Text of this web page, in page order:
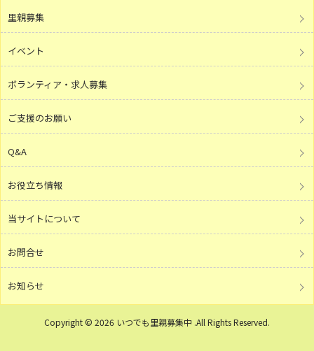
里親募集
イベント
ボランティア・求人募集
ご支援のお願い
Q&A
お役立ち情報
当サイトについて
お問合せ
お知らせ
Copyright © 2026 いつでも里親募集中 .All Rights Reserved.